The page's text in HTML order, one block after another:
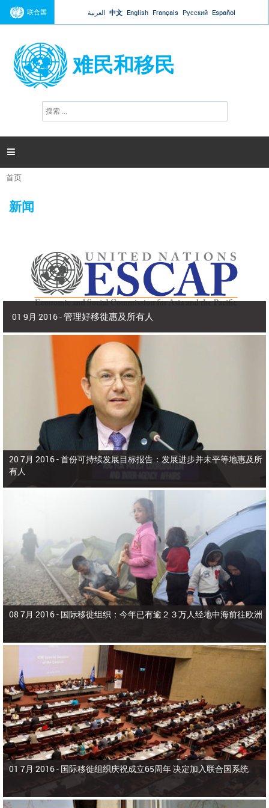
Jump to navigation
联合国 العربية 中文 English Français Русский Español
难民和移民
搜
索

你
在
这
首页
新闻
01 9月 2016 -管理好移徙惠及所有人
2016年9月 | 副秘书长兼 亚洲及太平洋经济社会委员会(亚太经社会)执行秘书 沙
2015年，亚洲和太平洋有9800多万人在出生国以外生活，占全世界所有移
徙者的40%。在本区域，移徙者为侨居国和母国带来了多元化、活力和生产力，
为生产部门增加了价值，增进了家庭福祉，增强了国际收支。
20 7月 2016 -首份可持续发展目标报告：发展进步并未平等地惠及所
有人
08 7月 2016 - 国际移徙组织：今年已有逾２３万人经地中海前往欧洲
01 7月 2016 - 国际移徙组织庆祝成立65周年 决定加入联合国系统